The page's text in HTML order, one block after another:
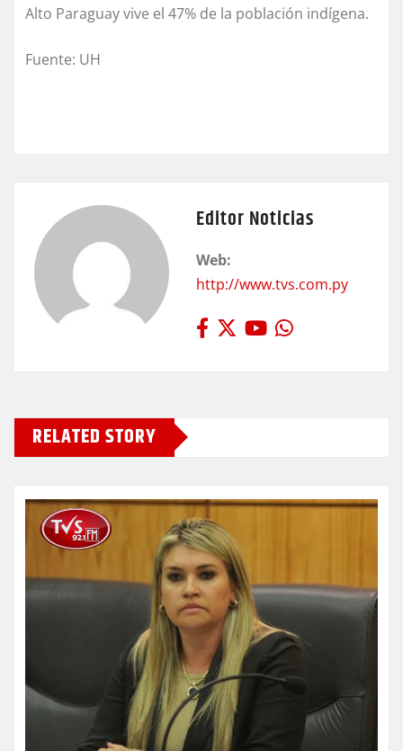
Alto Paraguay vive el 47% de la población indígena.
Fuente: UH
Editor Noticias
Web:
http://www.tvs.com.py
RELATED STORY